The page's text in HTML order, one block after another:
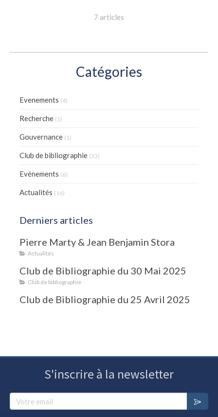
7 articles
Catégories
Evenements (4)
Recherche (1)
Gouvernance (1)
Club de bibliographie (33)
Evénements (6)
Actualités (16)
Derniers articles
Pierre Marty & Jean Benjamin Stora
Actualités
Club de Bibliographie du 30 Mai 2025
Club de bibliographie
Club de Bibliographie du 25 Avril 2025
S'inscrire à la newsletter
Votre email